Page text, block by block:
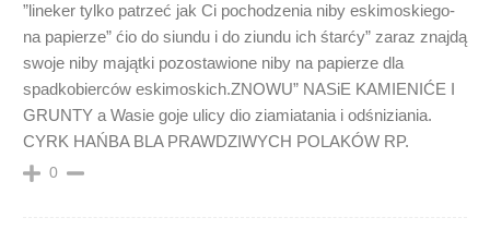
”lineker tylko patrzeć jak Ci pochodzenia niby eskimoskiego-
na papierze” ćio do siundu i do ziundu ich śtarćy” zaraz znajdą
swoje niby majątki pozostawione niby na papierze dla
spadkobierców eskimoskich.ZNOWU” NASiE KAMIENIĆE I
GRUNTY a Wasie goje ulicy dio ziamiatania i odśniziania.
CYRK HAŃBA BLA PRAWDZIWYCH POLAKÓW RP.
0